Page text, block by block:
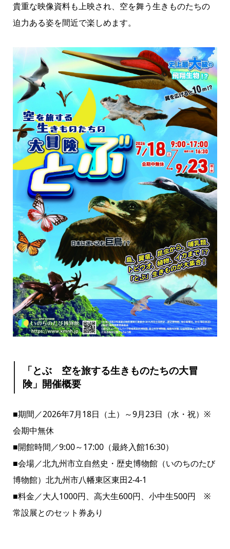
貴重な映像資料も上映され、空を舞う生きものたちの
迫力ある姿を間近で楽しめます。
「とぶ 空を旅する生きものたちの大冒
険」開催概要
■期間／2026年7月18日（土）～9月23日（水・祝）※
会期中無休
■開館時間／9:00～17:00（最終入館16:30）
■会場／北九州市立自然史・歴史博物館（いのちのたび
博物館）北九州市八幡東区東田2-4-1
■料金／大人1000円、高大生600円、小中生500円 ※
常設展とのセット券あり